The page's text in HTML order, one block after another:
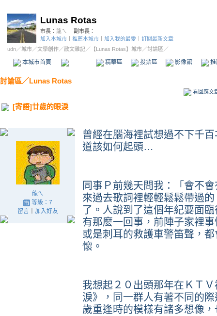
Lunas Rotas
市長： 龍ㄟ
副市長：
加入本城市
推薦本城市 加入我的最愛
訂閱最新文章
udn／城市／文學創作／散文雜記／ 【Lunas Rotas】城市／討論區／
本城市首頁 精華區 投票區 影像館
討論區／Lunas Rotas
看回應文
[寄語]廿歲的眼淚
龍ㄟ
等級：7
留言｜ 加入好友
曾經在腦海裡試想過不下千
道該如何起頭…
同事Ｐ前幾天問我：「會不
來過去歌詞裡輕輕鬆鬆帶過
了。人說到了這個年紀要面
有那麼一回事，前陣子家裡
或是刺耳的救護車警笛聲，
懷。
我想起２０出頭那年在ＫＴ
淚》，同一群人有著不同的
歲重逢時的模樣有諸多想像